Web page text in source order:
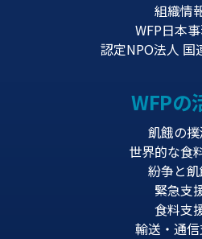
組織情
WFP日本
認定NPO法人 国
WFPの
飢餓の
世界的な食
紛争と
緊急支
食料支
輸送・通